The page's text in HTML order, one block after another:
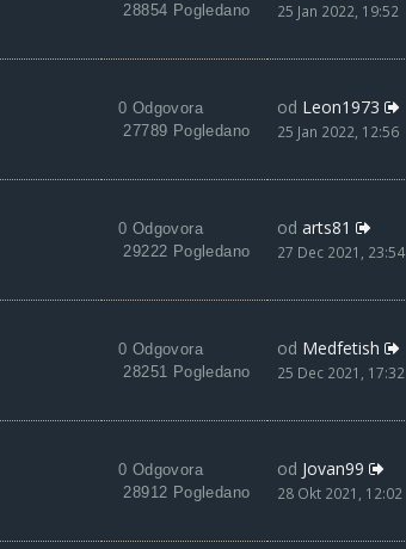
28854 Pogledano
25 Jan 2022, 19:52
0 Odgovora
27789 Pogledano
od Leon1973
25 Jan 2022, 12:56
0 Odgovora
29222 Pogledano
od arts81
27 Dec 2021, 23:54
0 Odgovora
28251 Pogledano
od Medfetish
25 Dec 2021, 17:32
0 Odgovora
28912 Pogledano
od Jovan99
28 Okt 2021, 12:02